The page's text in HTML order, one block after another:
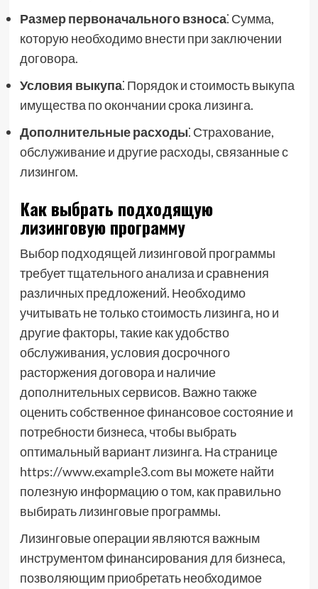
Размер первоначального взноса⁚ Сумма,
которую необходимо внести при заключении
договора.
Условия выкупа⁚ Порядок и стоимость выкупа
имущества по окончании срока лизинга.
Дополнительные расходы⁚ Страхование,
обслуживание и другие расходы, связанные с
лизингом.
Как выбрать подходящую
лизинговую программу
Выбор подходящей лизинговой программы
требует тщательного анализа и сравнения
различных предложений. Необходимо
учитывать не только стоимость лизинга, но и
другие факторы, такие как удобство
обслуживания, условия досрочного
расторжения договора и наличие
дополнительных сервисов. Важно также
оценить собственное финансовое состояние и
потребности бизнеса, чтобы выбрать
оптимальный вариант лизинга. На странице
https://www.example3.com вы можете найти
полезную информацию о том, как правильно
выбирать лизинговые программы.
Лизинговые операции являются важным
инструментом финансирования для бизнеса,
позволяющим приобретать необходимое